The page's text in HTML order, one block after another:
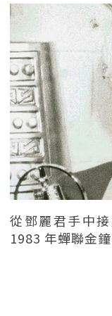
從鄧麗君手中
1983 年蟬聯金